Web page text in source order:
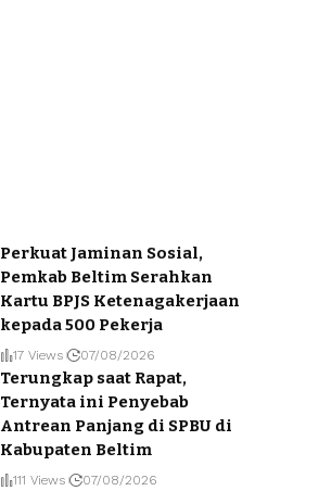
Perkuat Jaminan Sosial,
Pemkab Beltim Serahkan
Kartu BPJS Ketenagakerjaan
kepada 500 Pekerja
17 Views 07/08/2026
Terungkap saat Rapat,
Ternyata ini Penyebab
Antrean Panjang di SPBU di
Kabupaten Beltim
111 Views 07/08/2026